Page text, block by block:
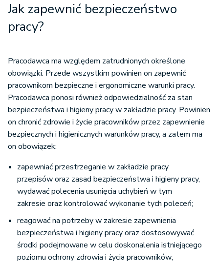
Jak zapewnić bezpieczeństwo
pracy?
Pracodawca ma względem zatrudnionych określone
obowiązki. Przede wszystkim powinien on zapewnić
pracownikom bezpieczne i ergonomiczne warunki pracy.
Pracodawca ponosi również odpowiedzialność za stan
bezpieczeństwa i higieny pracy w zakładzie pracy. Powinien
on chronić zdrowie i życie pracowników przez zapewnienie
bezpiecznych i higienicznych warunków pracy, a zatem ma
on obowiązek:
zapewniać przestrzeganie w zakładzie pracy
przepisów oraz zasad bezpieczeństwa i higieny pracy,
wydawać polecenia usunięcia uchybień w tym
zakresie oraz kontrolować wykonanie tych poleceń;
reagować na potrzeby w zakresie zapewnienia
bezpieczeństwa i higieny pracy oraz dostosowywać
środki podejmowane w celu doskonalenia istniejącego
poziomu ochrony zdrowia i życia pracowników;